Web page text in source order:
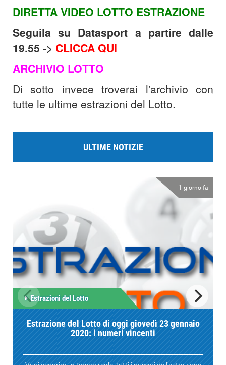
DIRETTA VIDEO LOTTO ESTRAZIONE
Seguila su Datasport a partire dalle
19.55 -> CLICCA QUI
ARCHIVIO LOTTO
Di sotto invece troverai l'archivio con
tutte le ultime estrazioni del Lotto.
ULTIME NOTIZIE
1 giorno fa
Estrazioni del Lotto
Estrazione del Lotto di oggi giovedì 23 gennaio
2020: i numeri vincenti